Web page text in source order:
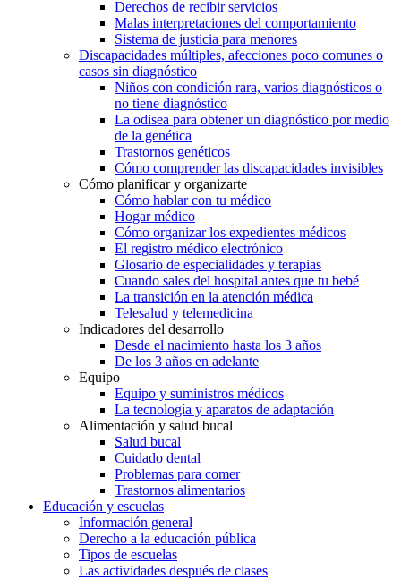
Derechos de recibir servicios
Malas interpretaciones del comportamiento
Sistema de justicia para menores
Discapacidades múltiples, afecciones poco comunes o
casos sin diagnóstico
Niños con condición rara, varios diagnósticos o
no tiene diagnóstico
La odisea para obtener un diagnóstico por medio
de la genética
Trastornos genéticos
Cómo comprender las discapacidades invisibles
Cómo planificar y organizarte
Cómo hablar con tu médico
Hogar médico
Cómo organizar los expedientes médicos
El registro médico electrónico
Glosario de especialidades y terapias
Cuando sales del hospital antes que tu bebé
La transición en la atención médica
Telesalud y telemedicina
Indicadores del desarrollo
Desde el nacimiento hasta los 3 años
De los 3 años en adelante
Equipo
Equipo y suministros médicos
La tecnología y aparatos de adaptación
Alimentación y salud bucal
Salud bucal
Cuidado dental
Problemas para comer
Trastornos alimentarios
Educación y escuelas
Información general
Derecho a la educación pública
Tipos de escuelas
Las actividades después de clases